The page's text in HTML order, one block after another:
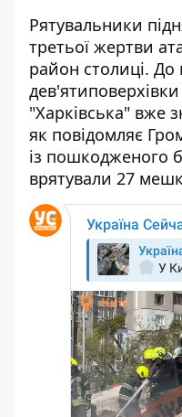
Рятувальники
третьої жертви
район столиці. До
дев'ятиповерхівки
"Харківська" вже
як повідомляє
із пошкодженого
врятували 27